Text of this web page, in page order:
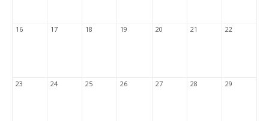
16 17 18 19 20 21 22
23 24 25 26 27 28 29